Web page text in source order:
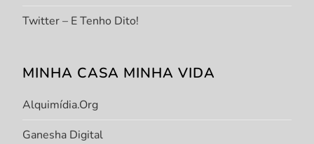
Twitter – E Tenho Dito!
MINHA CASA MINHA VIDA
Alquimídia.org
Ganesha Digital